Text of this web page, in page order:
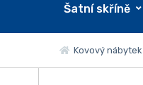
Šatní skříně
Kovový nábytek